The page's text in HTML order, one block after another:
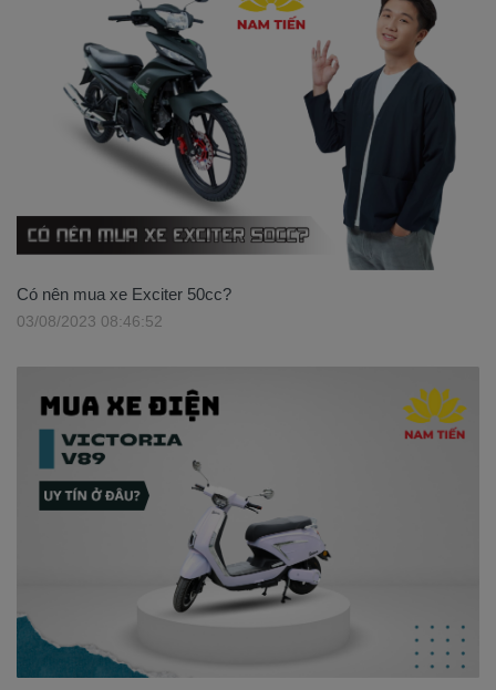
Có nên mua xe Exciter 50cc?
03/08/2023 08:46:52